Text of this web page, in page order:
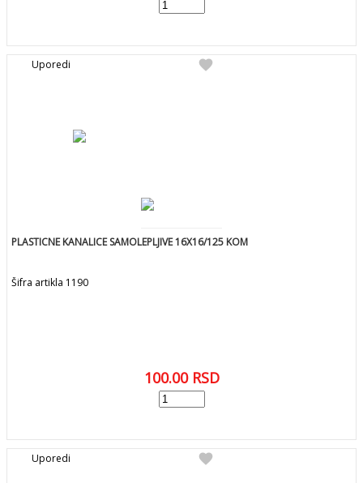
favorite
Uporedi
PLASTICNE KANALICE SAMOLEPLJIVE 16X16/125 KOM
Šifra artikla 1190
100.00 RSD
favorite
Uporedi